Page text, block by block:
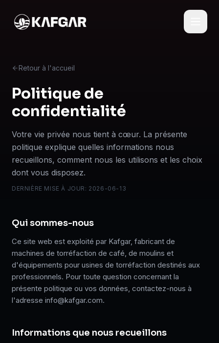
Retour à l'accueil
Politique de
confidentialité
Votre vie privée nous tient à cœur. La présente
politique explique quelles informations nous
recueillons, comment nous les utilisons et les choix
dont vous disposez.
DERNIÈRE MISE À JOUR : 2026-06-13
Qui sommes-nous
Ce site web est exploité par Kafgar, fabricant de
machines de torréfaction de café, de moulins et
d'équipements pour usines de torréfaction destinés aux
professionnels. Pour toute question concernant la
présente politique ou vos données, contactez-nous à
l'adresse info@kafgar.com.
Informations que nous recueillons